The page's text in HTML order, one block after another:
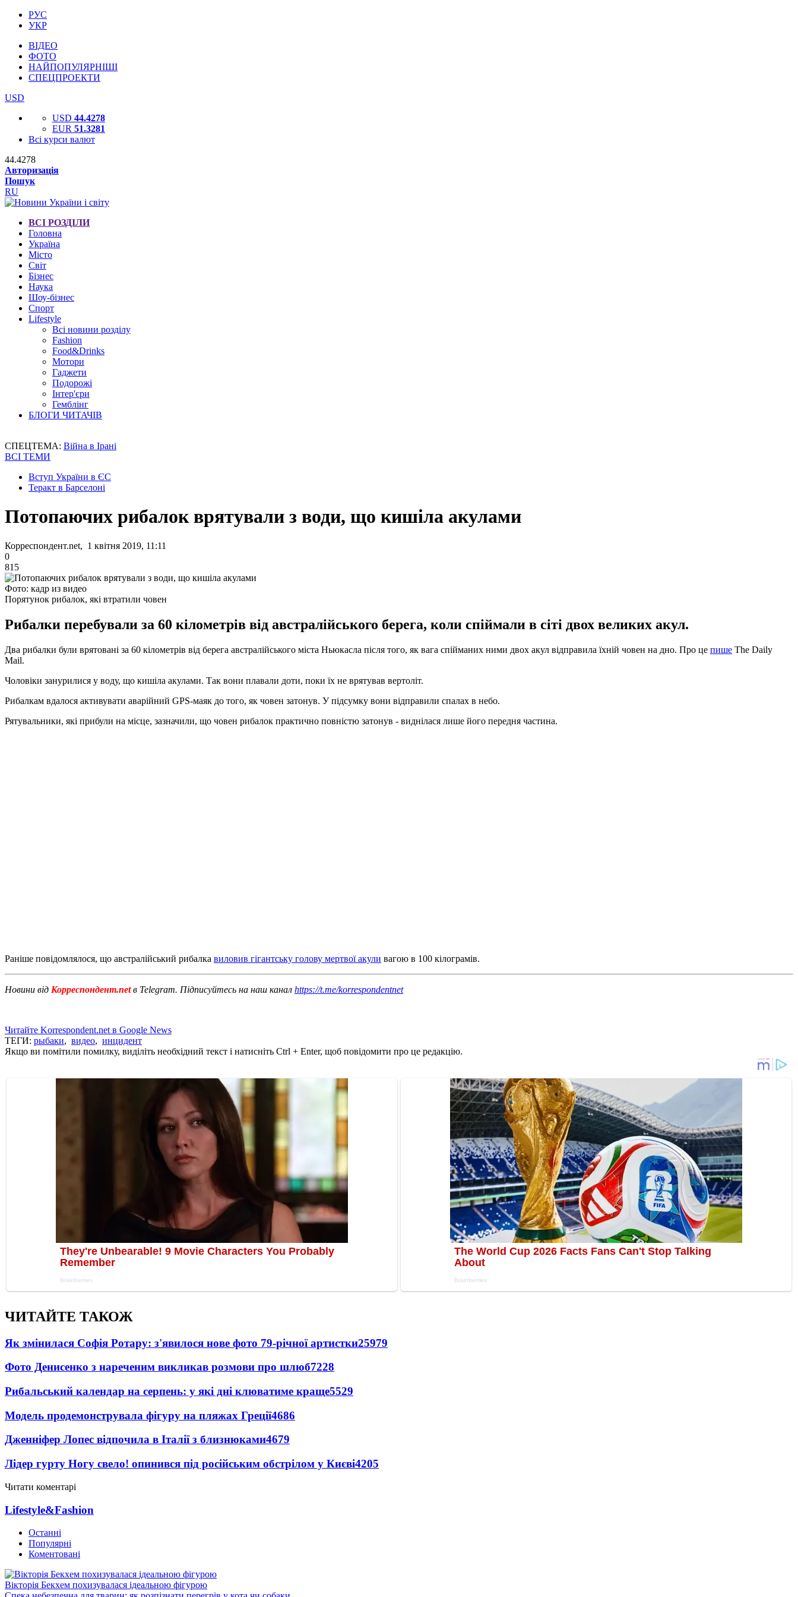
РУС
УКР
ВІДЕО
ФОТО
НАЙПОПУЛЯРНІШІ
СПЕЦПРОЕКТИ
USD
USD 44.4278
EUR 51.3281
Всі курси валют
44.4278
Авторизація
Пошук
RU
ВСІ РОЗДІЛИ
Головна
Україна
Місто
Світ
Бізнес
Наука
Шоу-бізнес
Спорт
Lifestyle
Всі новини розділу
Fashion
Food&Drinks
Мотори
Гаджети
Подорожі
Інтер'єри
Гемблінг
БЛОГИ ЧИТАЧІВ
СПЕЦТЕМА: Війна в Ірані
ВСІ ТЕМИ
Вступ України в ЄС
Теракт в Барселоні
Потопаючих рибалок врятували з води, що кишіла акулами
Корреспондент.net, 1 квітня 2019, 11:11
0
815
Фото: кадр из видео
Порятунок рибалок, які втратили човен
Рибалки перебували за 60 кілометрів від австралійського берега, коли спіймали в сіті двох великих акул.
Два рибалки були врятовані за 60 кілометрів від берега австралійського міста Ньюкасла після того, як вага спійманих ними двох акул відправила їхній човен на дно. Про це пише The Daily
Mail.
Чоловіки занурилися у воду, що кишіла акулами. Так вони плавали доти, поки їх не врятував вертоліт.
Рибалкам вдалося активувати аварійний GPS-маяк до того, як човен затонув. У підсумку вони відправили спалах в небо.
Рятувальники, які прибули на місце, зазначили, що човен рибалок практично повністю затонув - виднілася лише його передня частина.
Раніше повідомлялося, що австралійський рибалка виловив гігантську голову мертвої акули вагою в 100 кілограмів.
Новини від Корреспондент.netв Telegram. Підписуйтесь на наш канал https://t.me/korrespondentnet
Читайте Korrespondent.net в Google News
ТЕГИ: рыбаки, видео, инцидент
Якщо ви помітили помилку, виділіть необхідний текст і натисніть Ctrl + Enter, щоб повідомити про це редакцію.
ЧИТАЙТЕ ТАКОЖ
Як змінилася Софія Ротару: з'явилося нове фото 79-річної артистки25979
Фото Денисенко з нареченим викликав розмови про шлюб7228
Рибальський календар на серпень: у які дні клюватиме краще5529
Модель продемонструвала фігуру на пляжах Греції4686
Дженніфер Лопес відпочила в Італії з близнюками4679
Лідер гурту Ногу свело! опинився під російським обстрілом у Києві4205
Читати коментарі
Lifestyle&Fashion
Останні
Популярні
Коментовані
Вікторія Бекхем похизувалася ідеальною фігурою